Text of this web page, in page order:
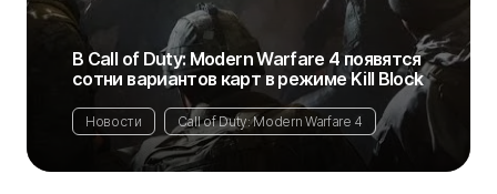
В Call of Duty: Modern Warfare 4 появятся
сотни вариантов карт в режиме Kill Block
Новости Call of Duty: Modern Warfare 4